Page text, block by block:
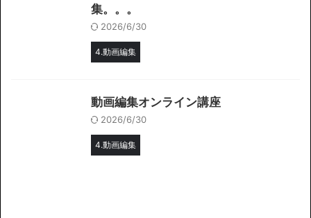
集。。。
2026/6/30
4.動画編集
動画編集オンライン講座
2026/6/30
4.動画編集